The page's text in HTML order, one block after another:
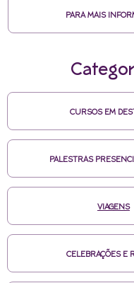
PARA MAIS
CURSOS EM
PALESTRAS
VIAGENS
CELEBRAÇÕES E